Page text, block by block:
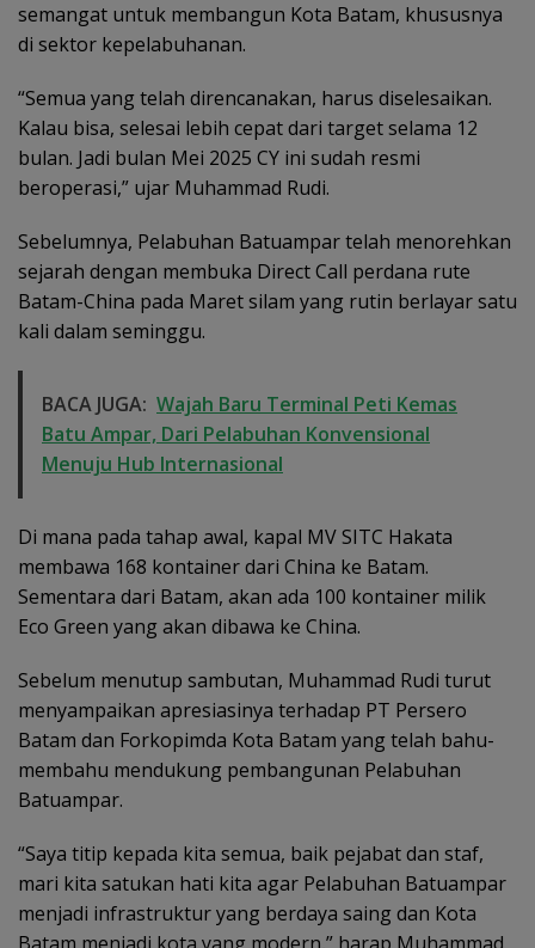
semangat untuk membangun Kota Batam, khususnya
di sektor kepelabuhanan.
“Semua yang telah direncanakan, harus diselesaikan.
Kalau bisa, selesai lebih cepat dari target selama 12
bulan. Jadi bulan Mei 2025 CY ini sudah resmi
beroperasi,” ujar Muhammad Rudi.
Sebelumnya, Pelabuhan Batuampar telah menorehkan
sejarah dengan membuka Direct Call perdana rute
Batam-China pada Maret silam yang rutin berlayar satu
kali dalam seminggu.
BACA JUGA: Wajah Baru Terminal Peti Kemas
Batu Ampar, Dari Pelabuhan Konvensional
Menuju Hub Internasional
Di mana pada tahap awal, kapal MV SITC Hakata
membawa 168 kontainer dari China ke Batam.
Sementara dari Batam, akan ada 100 kontainer milik
Eco Green yang akan dibawa ke China.
Sebelum menutup sambutan, Muhammad Rudi turut
menyampaikan apresiasinya terhadap PT Persero
Batam dan Forkopimda Kota Batam yang telah bahu-
membahu mendukung pembangunan Pelabuhan
Batuampar.
“Saya titip kepada kita semua, baik pejabat dan staf,
mari kita satukan hati kita agar Pelabuhan Batuampar
menjadi infrastruktur yang berdaya saing dan Kota